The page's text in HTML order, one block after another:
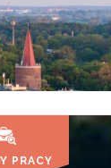
PRACY